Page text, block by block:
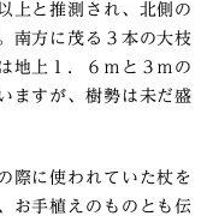
上と推測され、北側の
南方に茂る３本の大枝
地上１．６ｍと３ｍの
ますが、樹勢は未だ盛
際に使われていた杖を
お手植えのものとも伝